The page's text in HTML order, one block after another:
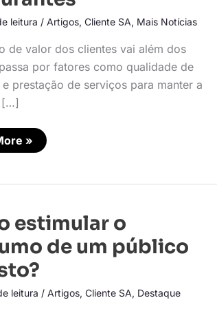
leitura / Artigos, Cliente SA, Mais Notícias
de valor dos clientes vai além dos
por fatores como qualidade de
prestação de serviços para manter a
[…]
»
estimular o
de um público
leitura / Artigos, Cliente SA, Destaque